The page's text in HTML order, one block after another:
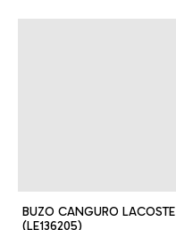
BUZO CANGURO LACOSTE
(LE136205)